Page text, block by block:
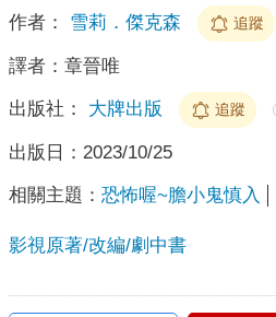
作者： 雪莉．傑克森 追蹤
譯者：章晉唯
出版社： 大牌出版 追蹤
出版日： 2023/10/25
相關主題：恐怖喔~膽小鬼慎入
影視原著/改編/劇中書